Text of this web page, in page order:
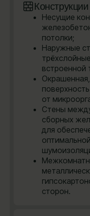
Несущие
потолки;
Наружные
встроенной
от
Стены
сборных
для
сторон.